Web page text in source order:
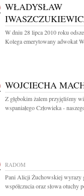
WŁADYSŁAW
W dniu 28 lipca 2010 roku
Kolega emerytowany adwokat
WOJCIECHA
Z głębokim żalem przyjęliśmy
wspaniałego Człowieka -
RADOM
Pani Alicji Żuchowskiej wyrazy
współczucia oraz słowa otuchy